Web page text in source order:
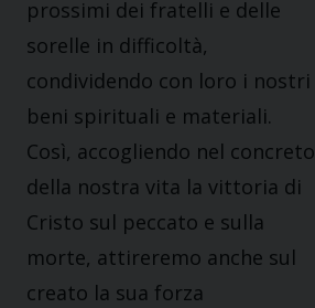
prossimi dei fratelli e delle
sorelle in difficoltà,
condividendo con loro i nostri
beni spirituali e materiali.
Così, accogliendo nel concreto
della nostra vita la vittoria di
Cristo sul peccato e sulla
morte, attireremo anche sul
creato la sua forza